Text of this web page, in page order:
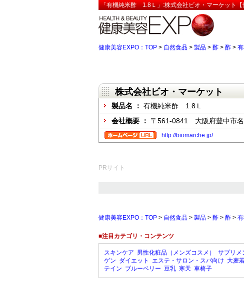
「有機純米酢 1.8Ｌ」:株式会社ビオ・マーケット【
健康美容EXPO：TOP > 自然食品 > 製品 > 酢 > 酢 >
株式会社ビオ・マーケット
製品名 ： 有機純米酢 1.8Ｌ
会社概要 ： 〒561-0841 大阪府豊中市名
http://biomarche.jp/
PRサイト
健康美容EXPO：TOP > 自然食品 > 製品 > 酢 > 酢 >
■注目カテゴリ・コンテンツ
スキンケア 男性化粧品（メンズコスメ） サプリメ
ゲン ダイエット エステ・サロン・スパ向け 大麦
テイン ブルーベリー 豆乳 寒天 車椅子